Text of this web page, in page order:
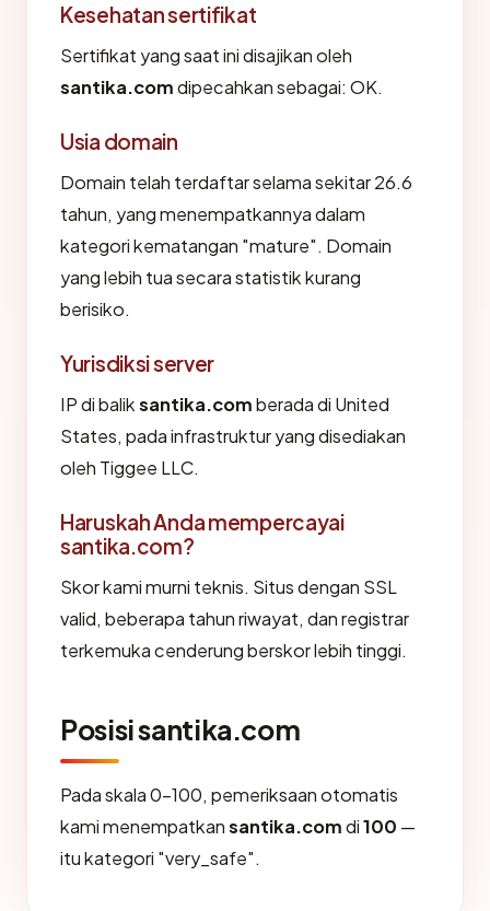
Kesehatan sertifikat
Sertifikat yang saat ini disajikan oleh
santika.comdipecahkan sebagai: OK.
Usia domain
Domain telah terdaftar selama sekitar 26.6
tahun, yang menempatkannya dalam
kategori kematangan "mature". Domain
yang lebih tua secara statistik kurang
berisiko.
Yurisdiksi server
IP di baliksantika.comberada di United
States, pada infrastruktur yang disediakan
oleh Tiggee LLC.
Haruskah Anda mempercayai
santika.com?
Skor kami murni teknis. Situs dengan SSL
valid, beberapa tahun riwayat, dan registrar
terkemuka cenderung berskor lebih tinggi.
Posisi santika.com
Pada skala 0-100, pemeriksaan otomatis
kami menempatkansantika.comdi100 —
itu kategori "very_safe".